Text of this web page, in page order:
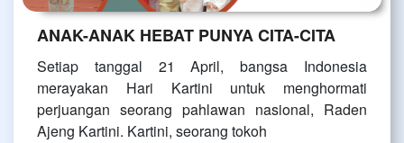
ANAK-ANAK HEBAT PUNYA CITA-CITA
Setiap tanggal 21 April, bangsa Indonesia
merayakan Hari Kartini untuk menghormati
perjuangan seorang pahlawan nasional, Raden
Ajeng Kartini. Kartini, seorang tokoh